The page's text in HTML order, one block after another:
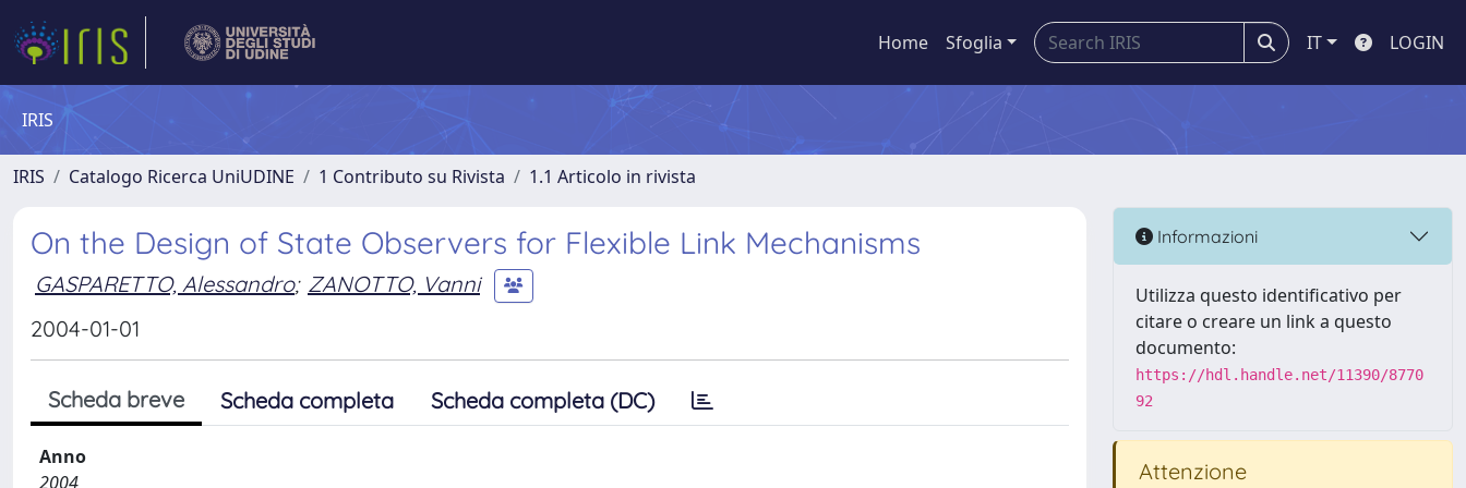
Home Sfoglia IT LOGIN
IRIS
IRIS Catalogo Ricerca UniUDINE 1 Contributo su Rivista 1.1 Articolo in rivista
On the Design of State Observers for Flexible Link Mechanisms
GASPARETTO, Alessandro; ZANOTTO, Vanni
2004-01-01
Scheda breve Scheda completa Scheda completa (DC)
Anno
2004
Informazioni
Utilizza questo identificativo per
citare o creare un link a questo
documento:
https://hdl.handle.net/11390/8770
92
Attenzione